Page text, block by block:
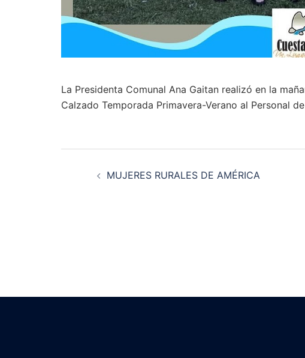
La Presidenta Comunal Ana Gaitan realizó en la
Calzado Temporada Primavera-Verano al Personal
MUJERES RURALES DE AMÉRICA